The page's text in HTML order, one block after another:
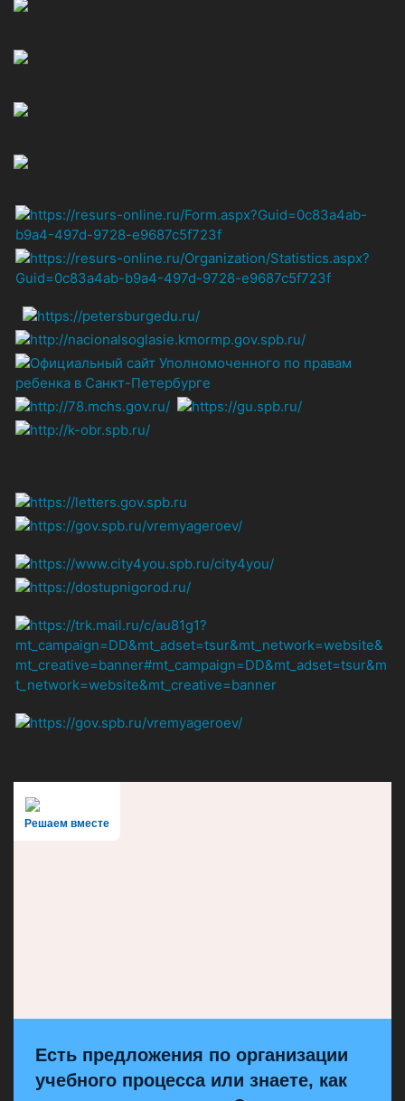
Решаем вместе
Есть предложения по организации
учебного процесса или знаете, как